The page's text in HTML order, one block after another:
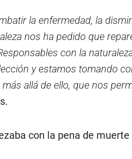
la enfermedad, la
nos ha pedido que
con la
y estamos tomando
allá de ello, que nos
con la pena de